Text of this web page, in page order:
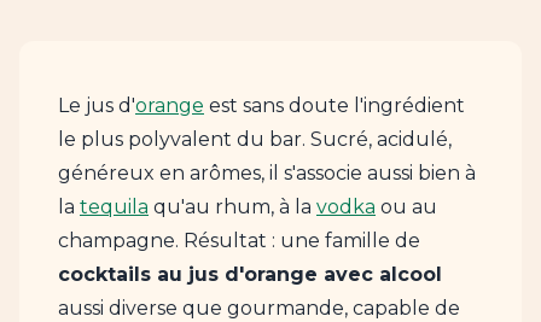
Le jus d'orange est sans doute l'ingrédient
le plus polyvalent du bar. Sucré, acidulé,
généreux en arômes, il s'associe aussi bien à
la tequila qu'au rhum, à la vodka ou au
champagne. Résultat : une famille de
cocktails au jus d'orange avec alcool
aussi diverse que gourmande, capable de